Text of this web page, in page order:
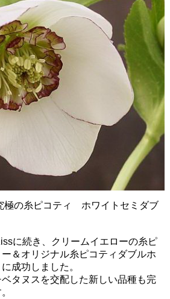
の糸ピコティ ホワイトセミダブ
に続き、クリームイエローの糸ピ
＆オリジナル糸ピコティダブルホ
成功しました。
タヌスを交配した新しい品種も完